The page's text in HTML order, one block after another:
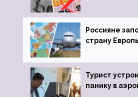
Россияне
страну
виз
Турист
панику в